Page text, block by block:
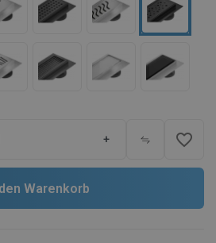
+ favorite_border
Warenkorb